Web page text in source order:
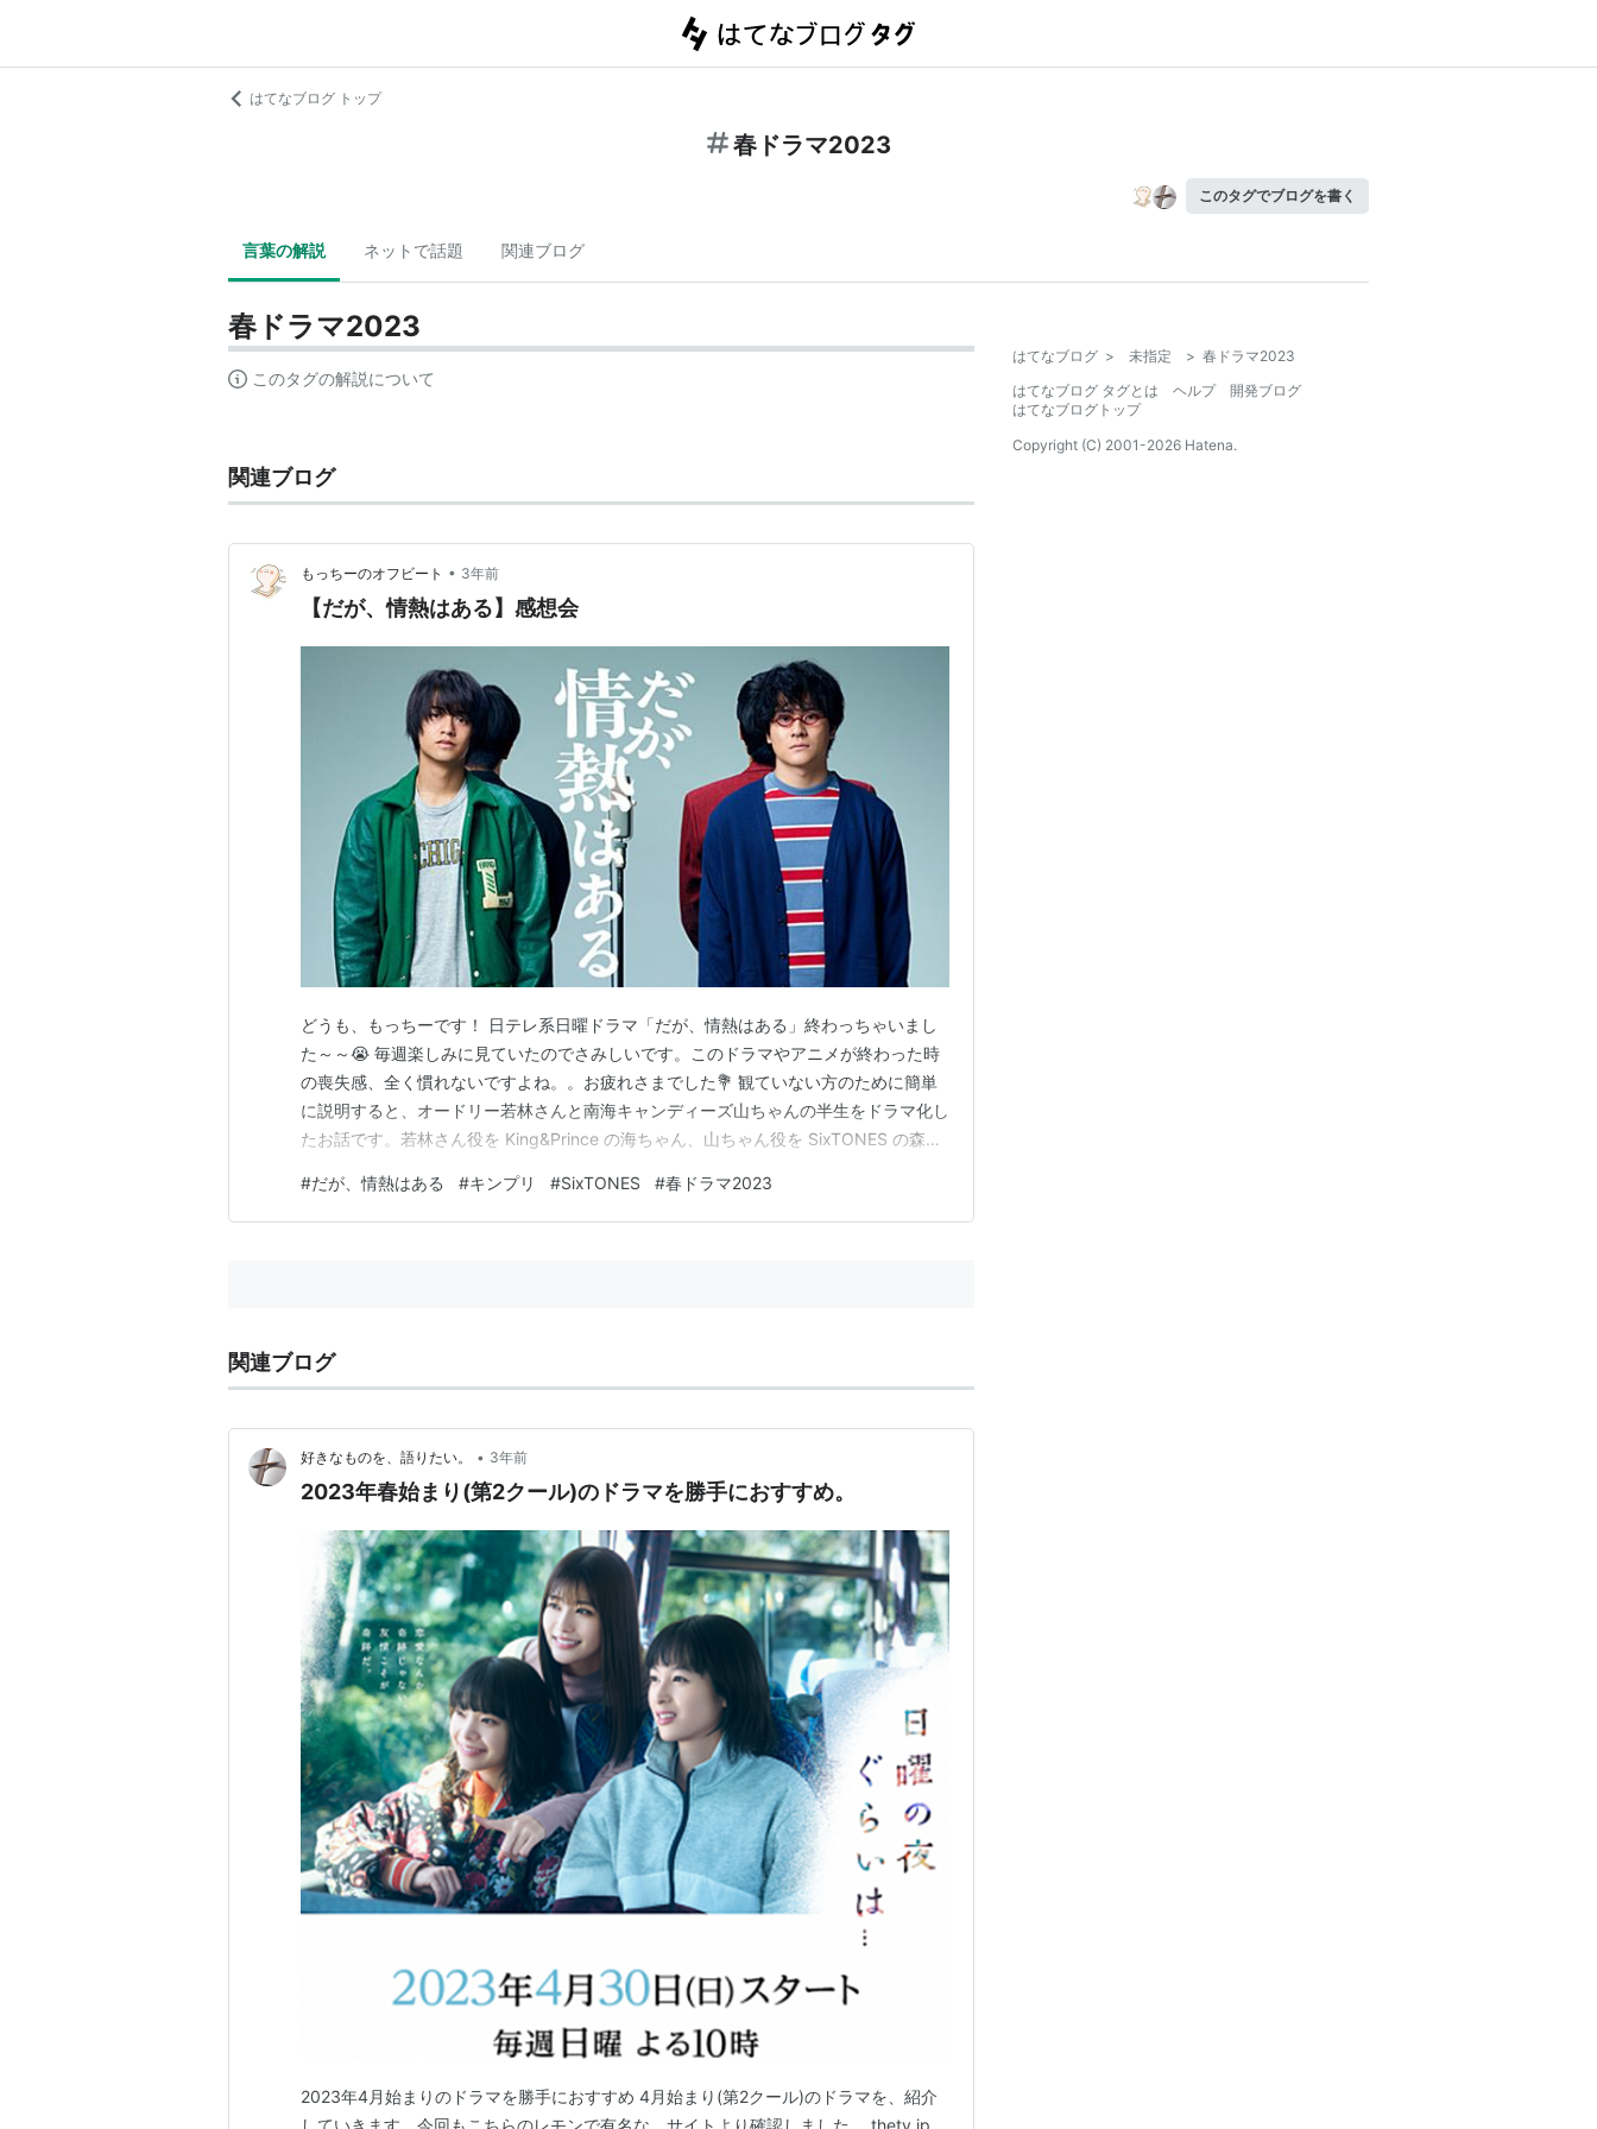
はてなブログ トップ
春ドラマ2023
このタグでブログを書く
言葉の解説 ネットで話題 関連ブログ
春ドラマ2023
このタグの解説について
関連ブログ
もっちーのオフビート • 3年前
【だが、情熱はある】感想会
どうも、もっちーです！ 日テレ系日曜ドラマ「だが、情熱はある」終わっちゃいまし
た～～😭 毎週楽しみに見ていたのでさみしいです。このドラマやアニメが終わった時
の喪失感、全く慣れないですよね。。お疲れさまでした💐 観ていない方のために簡単
に説明すると、オードリー若林さんと南海キャンディーズ山ちゃんの半生をドラマ化し
たお話です。若林さん役を King&Prince の海ちゃん、山ちゃん役を SixTONES の森本
イをもとに描かれていて、ストーリーの面白さはもちろんなんですが、自分の記憶にも
あるお二人の活躍の裏にこんな苦悩…
#だが、情熱はある #キンプリ #SixTONES #春ドラマ2023
関連ブログ
好きなものを、語りたい。 • 3年前
2023年春始まり(第2クール)のドラマを勝手におすすめ。
2023年4月始まりのドラマを勝手におすすめ 4月始まり(第2クール)のドラマを、紹介
していきます。今回もこちらのレモンで有名な、サイトより確認しました。 thetv.jp
はてなブログ > 未指定 > 春ドラマ2023
はてなブログ タグとは
ヘルプ
開発ブログ
はてなブログトップ
Copyright (C) 2001-2026 Hatena.